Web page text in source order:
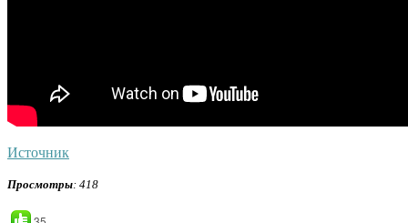
Источник
Просмотры: 418